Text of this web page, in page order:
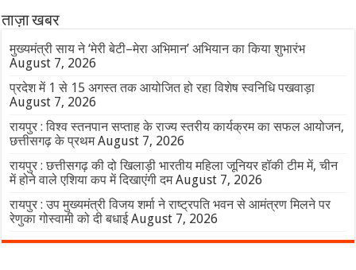
ताज़ा खबर
मुख्यमंत्री साय ने ‘मेरी बेटी–मेरा अभिमान’ अभियान का किया शुभारंभ
August 7, 2026
प्रदेश में 1 से 15 अगस्त तक आयोजित हो रहा विशेष स्वनिधि पखवाड़ा
August 7, 2026
रायपुर : विश्व स्तनपान सप्ताह के राज्य स्तरीय कार्यक्रम का सफल आयोजन,
छत्तीसगढ़ के प्रथम August 7, 2026
रायपुर : छत्तीसगढ़ की दो खिलाड़ी भारतीय महिला जूनियर हॉकी टीम में, चीन
में होने वाले एशिया कप में दिखाएंगी दम August 7, 2026
रायपुर : उप मुख्यमंत्री विजय शर्मा ने राष्ट्रपति भवन से आमंत्रण मिलने पर
रेणुका गोस्वामी को दी बधाई August 7, 2026